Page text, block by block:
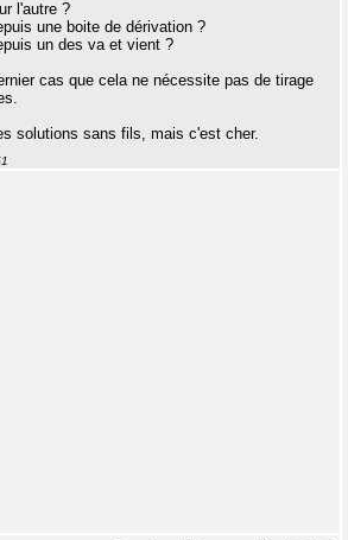
l'autre ?
une boite de dérivation ?
un des va et vient ?
cas que cela ne nécessite pas de tirage
solutions sans fils, mais c'est cher.